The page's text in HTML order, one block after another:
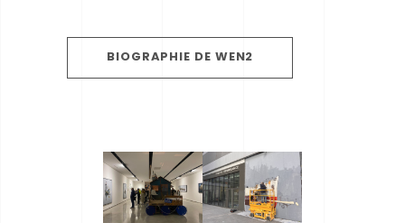
BIOGRAPHIE DE WEN2